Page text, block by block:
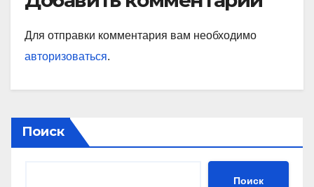
Для отправки комментария вам необходимо
авторизоваться.
Поиск
Поиск